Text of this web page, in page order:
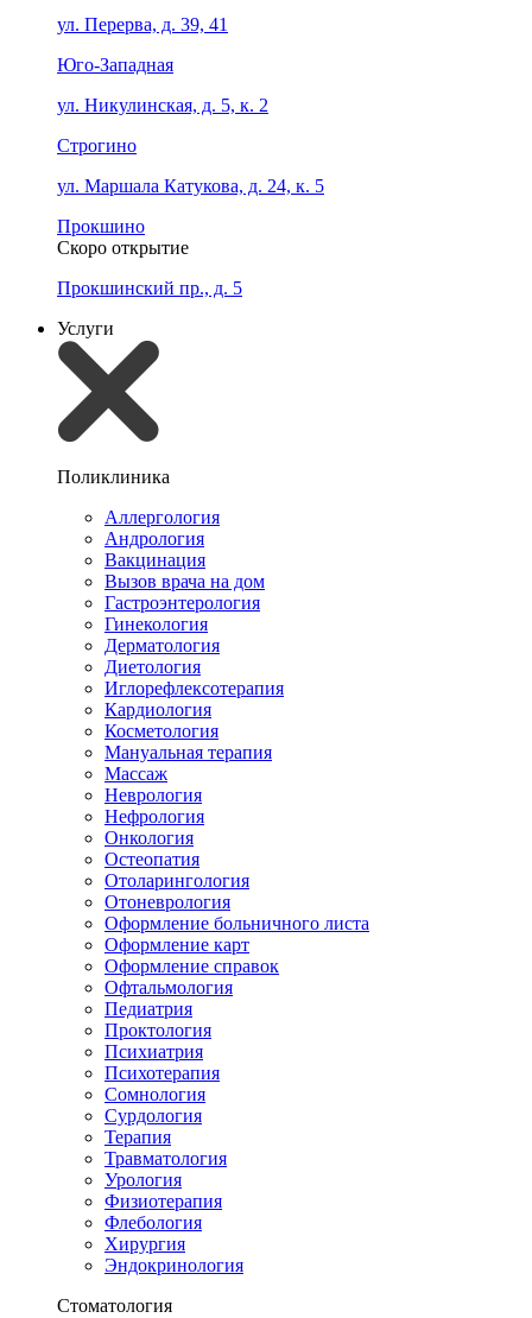
ул. Перерва, д. 39, 41
Юго-Западная
ул. Никулинская, д. 5, к. 2
Строгино
ул. Маршала Катукова, д. 24, к. 5
Прокшино
Скоро открытие
Прокшинский пр., д. 5
Услуги
Поликлиника
Аллергология
Андрология
Вакцинация
Вызов врача на дом
Гастроэнтерология
Гинекология
Дерматология
Диетология
Иглорефлексотерапия
Кардиология
Косметология
Мануальная терапия
Массаж
Неврология
Нефрология
Онкология
Остеопатия
Отоларингология
Отоневрология
Оформление больничного листа
Оформление карт
Оформление справок
Офтальмология
Педиатрия
Проктология
Психиатрия
Психотерапия
Сомнология
Сурдология
Терапия
Травматология
Урология
Физиотерапия
Флебология
Хирургия
Эндокринология
Стоматология